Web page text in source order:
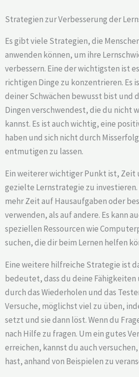
Strategien zur Verbesserung der
Es gibt viele Strategien, die
anwenden können, um ihre
verbessern. Eine der wichtigsten ist
richtigen Dinge zu konzentrieren. Es
deiner Schwächen bewusst bist und
Dingen verschwendest, die du nicht
kannst. Es ist auch wichtig, eine
haben und sich nicht durch
entmutigen zu lassen.
Ein weiterer wichtiger Punkt ist, Zeit
gezielte Lernstrategie zu
mehr Zeit auf Hausaufgaben oder
verwenden, als auf andere. Es kann
speziellen Ressourcen wie
suchen, die dir beim Lernen helfen
Eine weitere hilfreiche Strategie ist
bedeutet, dass du deine
durch das Wiederholen und das
Versuche, möglichst viel zu üben,
setzt und sie dann löst. Wenn du
nach Hilfe zu fragen. Um ein gutes
erreichen, kannst du auch
hast, anhand von Beispielen zu